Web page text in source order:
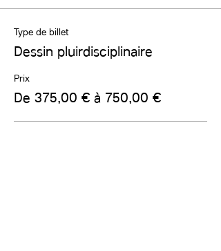
Type de billet
Dessin pluirdisciplinaire
Prix
De 375,00 € à 750,00 €